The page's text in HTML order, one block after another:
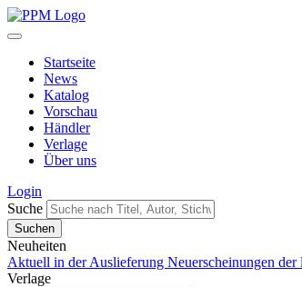
Startseite
News
Katalog
Vorschau
Händler
Verlage
Über uns
Login
Suche
Neuheiten
Aktuell in der Auslieferung Neuerscheinungen der
Verlage